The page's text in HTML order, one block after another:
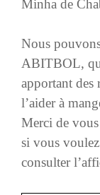
Minha de
Nous
ABITBOL,
apportant des
l’aider à
Merci de vous
si vous
consulter